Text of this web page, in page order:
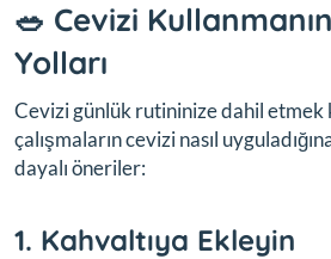
🥗 Cevizi
Yolları
Cevizi günlük rutininize dahil etmek
çalışmaların cevizi nasıl
dayalı öneriler:
1. Kahvaltıya Ekleyin